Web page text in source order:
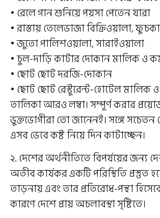
• রেলে গান শুনিয়ে পয়সা পেতেন যারা
• রাস্তায় তেলেভাজা বিক্রিওয়ালা,
• জুতো পালিশওয়ালা, সারাইওয়ালা
• চুল-দাড়ি কাটার দোকান মালিক ও
• ছোট ছোট দরজি-দোকান
• ছোট ছোট রেস্টুরেন্ট-হোটেল মালিক ও
তালিকা আরও লম্বা। সম্পূর্ণ করার
ভুক্তভোগীরা তো জানেনই। সঙ্গে সচেতন
এসব ভেবে কষ্ট নিয়ে দিন কাটাচ্ছেন।
২. দেশের অর্থনীতিতে বিপর্যয়ের জন্য
অতীব কার্যকর একটি পরিস্থিতি প্রস্তুত
তাড়নায় এবং তার প্রতিরোধ-পন্থা
কারণে দেশে প্রায় অচলাবস্থা সৃষ্টিতে।